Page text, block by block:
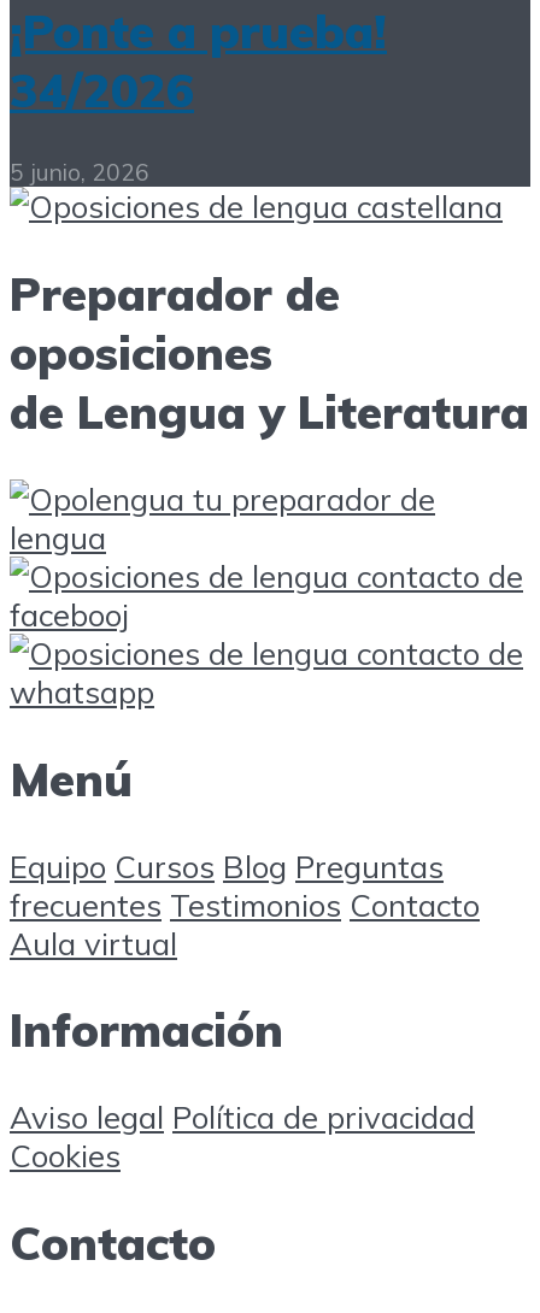
¡Ponte a prueba!
34/2026
5 junio, 2026
Preparador de
oposiciones
de Lengua y Literatura
Menú
Equipo Cursos Blog Preguntas
frecuentes Testimonios Contacto
Aula virtual
Información
Aviso legal Política de privacidad
Cookies
Contacto